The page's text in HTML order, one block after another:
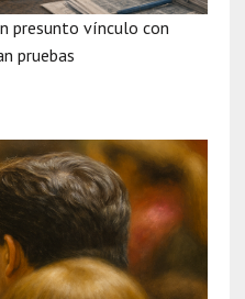
presunto vínculo con
pruebas